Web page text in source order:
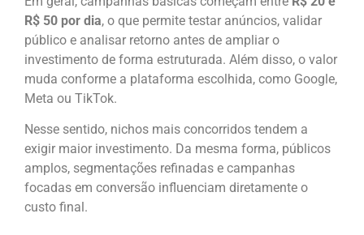
R$ 50 por dia, o que permite testar anúncios, validar
público e analisar retorno antes de ampliar o
investimento de forma estruturada. Além disso, o valor
muda conforme a plataforma escolhida, como Google,
Meta ou TikTok.
Nesse sentido, nichos mais concorridos tendem a
exigir maior investimento. Da mesma forma, públicos
amplos, segmentações refinadas e campanhas
focadas em conversão influenciam diretamente o
custo final.